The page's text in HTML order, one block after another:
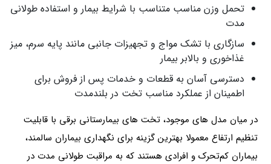
تحمل وزن مناسب متناسب با شرایط بیمار و استفاده طولانی
مدت
سازگاری با تشک مواج و تجهیزات جانبی مانند پایه سرم، میز
غذاخوری و بالابر بیمار
دسترسی آسان به قطعات و خدمات پس از فروش برای
اطمینان از عملکرد مناسب تخت در بلندمدت
در میان مدل های موجود، تخت های بیمارستانی برقی با قابلیت
تنظیم ارتفاع معمولا بهترین گزینه برای نگهداری بیماران سالمند،
بیماران کم‌تحرک و افرادی هستند که به مراقبت طولانی مدت در